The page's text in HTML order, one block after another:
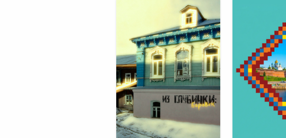
Anna-Elizaveta Girina